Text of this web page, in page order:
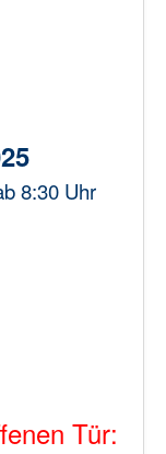
8:30 Uhr
Tür: